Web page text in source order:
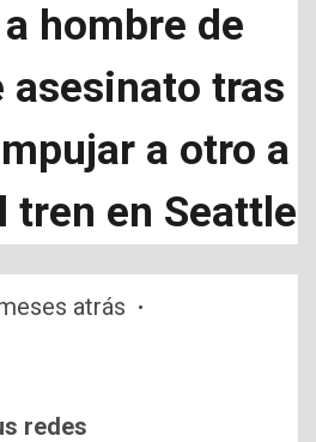
hombre de
asesinato tras
a otro a
tren en Seattle
atrás
redes